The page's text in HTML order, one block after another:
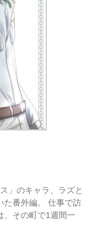
」のキャラ、ラズと
た番外編。 仕事で訪
、その町で1週間一